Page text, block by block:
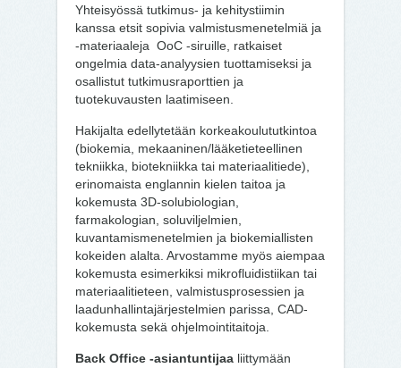
Yhteisyössä tutkimus- ja kehitystiimin
kanssa etsit sopivia valmistusmenetelmiä ja
-materiaaleja OoC -siruille, ratkaiset
ongelmia data-analyysien tuottamiseksi ja
osallistut tutkimusraporttien ja
tuotekuvausten laatimiseen.
Hakijalta edellytetään korkeakoulututkintoa
(biokemia, mekaaninen/lääketieteellinen
tekniikka, biotekniikka tai materiaalitiede),
erinomaista englannin kielen taitoa ja
kokemusta 3D-solubiologian,
farmakologian, soluviljelmien,
kuvantamismenetelmien ja biokemiallisten
kokeiden alalta. Arvostamme myös aiempaa
kokemusta esimerkiksi mikrofluidistiikan tai
materiaalitieteen, valmistusprosessien ja
laadunhallintajärjestelmien parissa, CAD-
kokemusta sekä ohjelmointitaitoja.
Back Office -asiantuntijaa liittymään